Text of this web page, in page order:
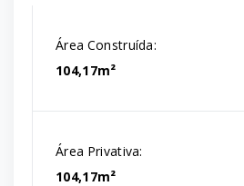
Área Construída:
104,17m²
Área Privativa:
104,17m²